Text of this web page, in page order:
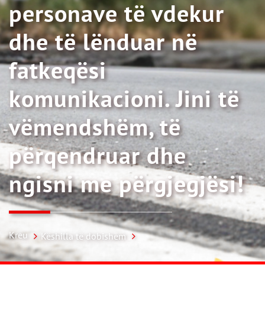
personave të vdekur
dhe të lënduar në
fatkeqësi
komunikacioni. Jini të
vëmendshëm, të
përqendruar dhe
ngisni me përgjegjësi!
Kreu Këshilla të dobishëm